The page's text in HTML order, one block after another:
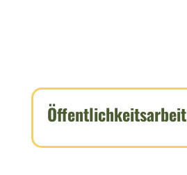
Öffentlichkeitsarbeit